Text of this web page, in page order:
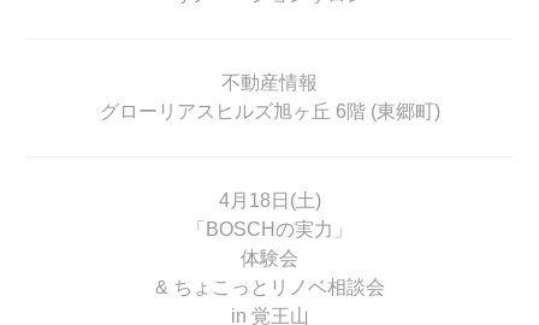
不動産情報
グローリアスヒルズ旭ヶ丘 6階 (東郷町)
4月18日(土)
「BOSCHの実力」
体験会
& ちょこっとリノベ相談会
in 覚王山